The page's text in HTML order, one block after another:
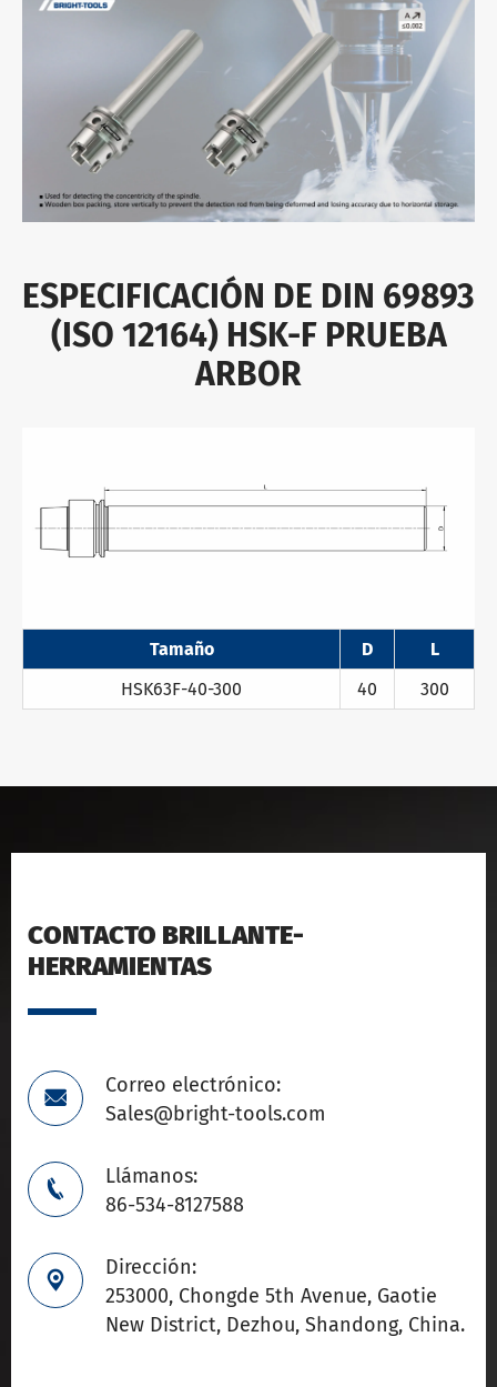
ESPECIFICACIÓN DE DIN 69893
(ISO 12164) HSK-F PRUEBA
ARBOR
Tamaño D
L
HSK63F-40-300
40 300
CONTACTO BRILLANTE-
HERRAMIENTAS

Correo electrónico:
Sales@bright-tools.com

Llámanos:
86-534-8127588

Dirección:
253000, Chongde 5th Avenue, Gaotie
New District, Dezhou, Shandong, China.